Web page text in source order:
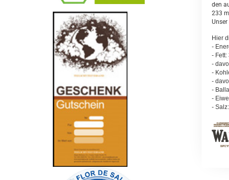
den
233
Hier
-
- Fett:
-
-
-
-
-
-